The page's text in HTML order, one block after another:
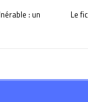
: un
Le